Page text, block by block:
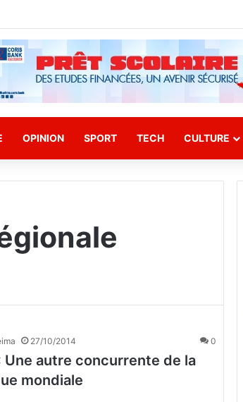
OPINION SPORT TECH CULTURE
27/10/2014 0
Une autre concurrente de la
mondiale